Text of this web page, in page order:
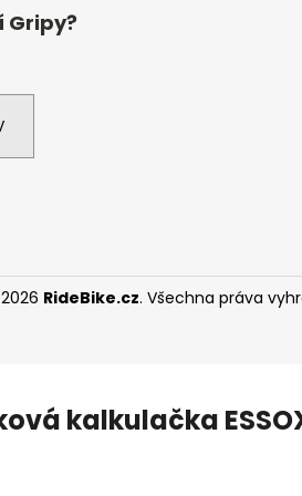
Gripy?
RideBike.cz. Všechna práva
kalkulačka